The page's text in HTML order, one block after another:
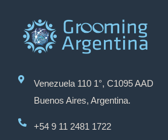
Venezuela 110 1°, C1095 AAD
Buenos Aires, Argentina.
+54 9 11 2481 1722